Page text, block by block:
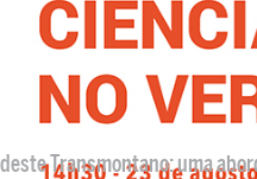
Transmontano: uma